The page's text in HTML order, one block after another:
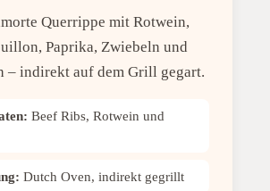
Querrippe mit Rotwein,
Paprika, Zwiebeln und
– indirekt auf dem Grill gegart.
Beef Ribs, Rotwein und
Dutch Oven, indirekt gegrillt